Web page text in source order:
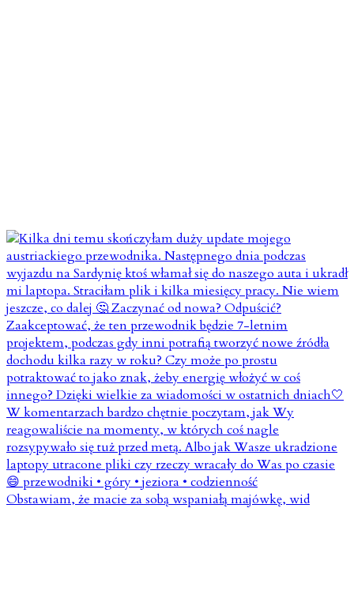
Obstawiam, że macie za sobą wspaniałą majówkę, wid